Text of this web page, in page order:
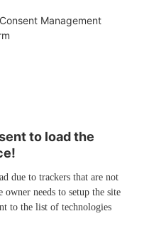
Management
to load the
due to trackers that are not
needs to setup the site
to the list of technologies